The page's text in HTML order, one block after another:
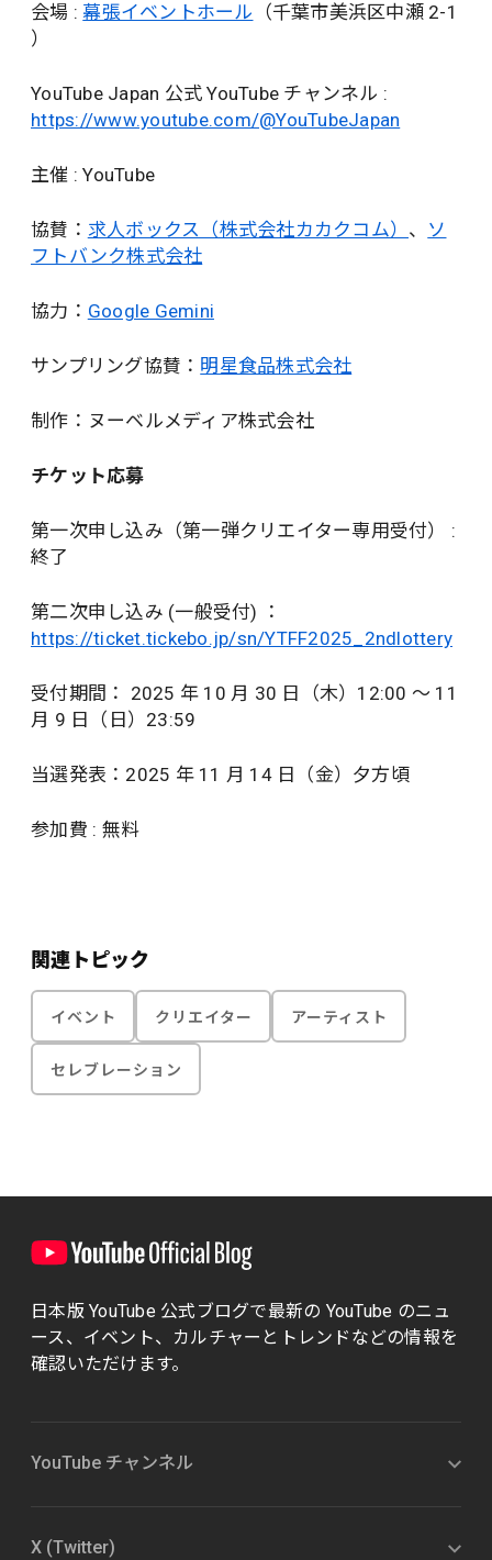
会場 :幕張イベントホール （千葉市美浜区中瀬 2-1
）
YouTube Japan 公式 YouTube チャンネル :
https://www.youtube.com/@YouTubeJapan
主催 : YouTube
協賛： 求人ボックス（株式会社カカクコム） 、 ソ
フトバンク株式会社
協力： Google Gemini
サンプリング協賛： 明星食品株式会社
制作：ヌーベルメディア株式会社
チケット応募
第一次申し込み（第一弾クリエイター専用受付） :
終了
第二次申し込み (一般受付) ：
https://ticket.tickebo.jp/sn/YTFF2025_2ndlottery
受付期間： 2025 年 10 月 30 日（木）12:00 〜 11
月 9 日（日）23:59
当選発表：2025 年 11 月 14 日（金）夕方頃
参加費 : 無料
関連トピック
イベント クリエイター アーティスト
セレブレーション
日本版 YouTube 公式ブログで最新の YouTube のニュ
ース、イベント、カルチャーとトレンドなどの情報を
確認いただけます。
YouTube チャンネル
X (Twitter)